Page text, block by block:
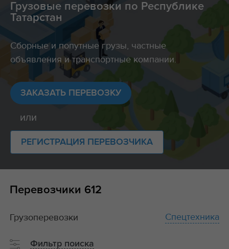
Грузовые перевозки по Республике
Татарстан
Сборные и попутные грузы, частные
объявления и транспортные компании.
ЗАКАЗАТЬ ПЕРЕВОЗКУ
или
РЕГИСТРАЦИЯ ПЕРЕВОЗЧИКА
Перевозчики 612
Грузоперевозки Спецтехника
Фильтр поиска